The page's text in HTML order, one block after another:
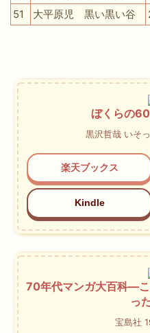
51
大平原児 黒い黒い谷
ぼくらの
黒沢哲哉 いそ
楽天ブックス
Kindle
70年代マンガ大百科―
っ
宝島社